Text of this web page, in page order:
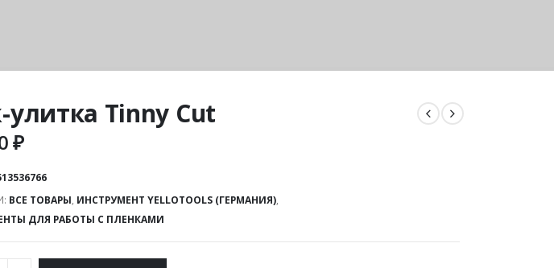
Tinny Cut
₽
ВСЕ ТОВАРЫ, ИНСТРУМЕНТ YELLOTOOLS (ГЕРМАНИЯ),
ДЛЯ РАБОТЫ С ПЛЕНКАМИ